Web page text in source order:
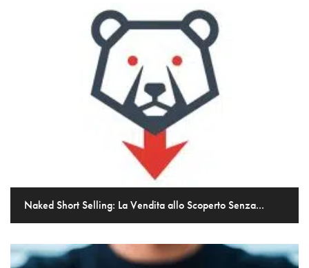
Naked Short Selling: La Vendita allo Scoperto Senza...